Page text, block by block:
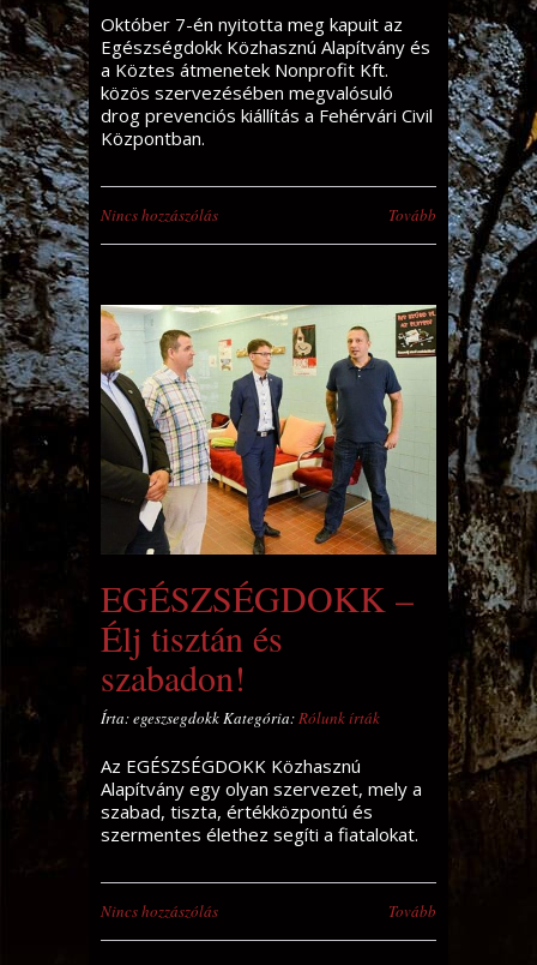
Október 7-én nyitotta meg kapuit az
Egészségdokk Közhasznú Alapítvány és
a Köztes átmenetek Nonprofit Kft.
közös szervezésében megvalósuló
drog prevenciós kiállítás a Fehérvári Civil
Központban.
Nincs hozzászólás Tovább
EGÉSZSÉGDOKK –
Élj tisztán és
szabadon!
Írta: egeszsegdokk Kategória:Rólunk írták
Az EGÉSZSÉGDOKK Közhasznú
Alapítvány egy olyan szervezet, mely a
szabad, tiszta, értékközpontú és
szermentes élethez segíti a fiatalokat.
Nincs hozzászólás Tovább